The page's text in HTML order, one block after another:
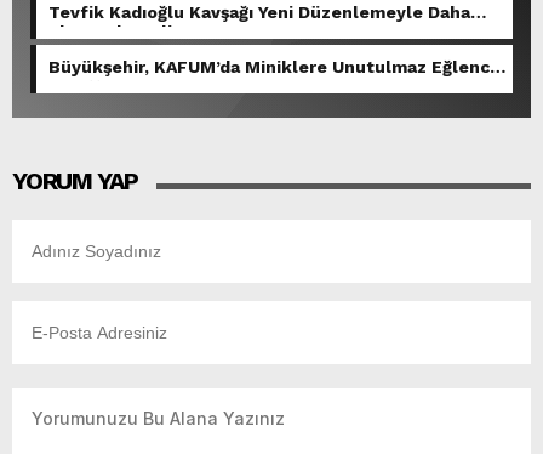
Tevfik Kadıoğlu Kavşağı Yeni Düzenlemeyle Daha
Akıcı Hale Geliyor.
Büyükşehir, KAFUM’da Miniklere Unutulmaz Eğlence
YORUM YAP